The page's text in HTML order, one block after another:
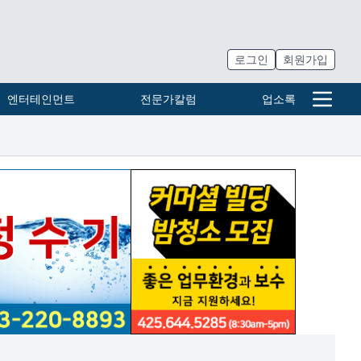
로그인 회원가입
엔터테인먼트 전문가칼럼 업소록